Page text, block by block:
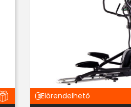
Előrendelhető